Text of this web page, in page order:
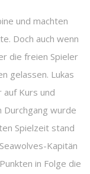
und machten
Doch auch wenn
die freien Spieler
gelassen. Lukas
auf Kurs und
wurde
Spielzeit stand
Kapitän
in Folge die